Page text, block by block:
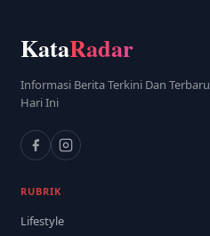
KataRadar
Informasi Berita Terkini Dan Terbaru
Hari Ini
RUBRIK
Lifestyle